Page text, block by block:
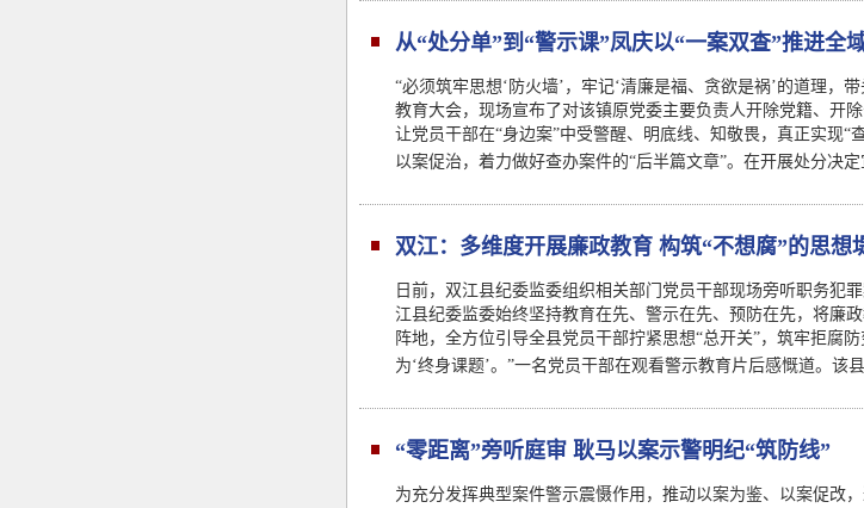
从“处分单”到“警示课”凤庆以“一案双查”推进全
“必须筑牢思想‘防火墙’，牢记‘清廉是福、贪欲是祸’的道理
教育大会，现场宣布了对该镇原党委主要负责人开除党籍、开
让党员干部在“身边案”中受警醒、明底线、知敬畏，真正实现“
以案促治，着力做好查办案件的“后半篇文章”。在开展处分决
双江：多维度开展廉政教育 构筑“不想腐”的思想
日前，双江县纪委监委组织相关部门党员干部现场旁听职务犯
江县纪委监委始终坚持教育在先、警示在先、预防在先，将廉
阵地，全方位引导全县党员干部拧紧思想“总开关”，筑牢拒腐
为‘终身课题’。”一名党员干部在观看警示教育片后感慨道。该
“零距离”旁听庭审 耿马以案示警明纪“筑防线”
为充分发挥典型案件警示震慑作用，推动以案为鉴、以案促改